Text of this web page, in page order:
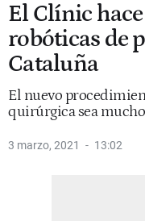
El Clínic
robóticas de
Cataluña
El nuevo
quirúrgica sea
3 marzo, 2021 13:02